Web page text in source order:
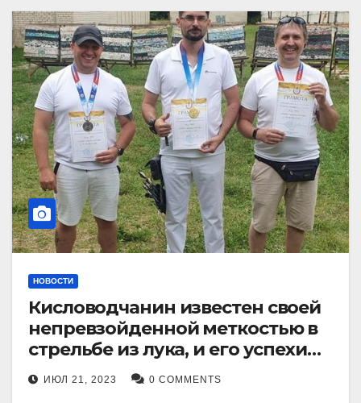
НОВОСТИ
Кисловодчанин известен своей
непревзойденной меткостью в
стрельбе из лука, и его успехи
прославили его в
Ставропольском крае.
ИЮЛ 21, 2023 0 COMMENTS